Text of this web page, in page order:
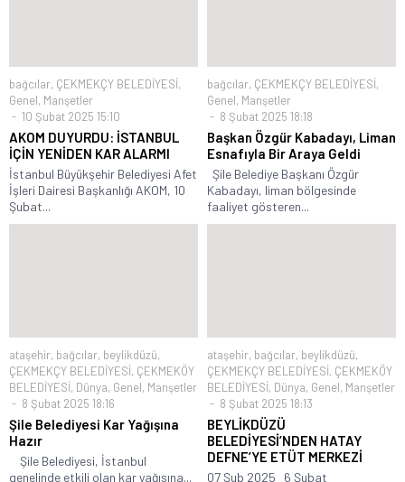
bağcılar, ÇEKMEKÇY BELEDİYESİ,
Genel, Manşetler
10 Şubat 2025 15:10
AKOM DUYURDU: İSTANBUL
İÇİN YENİDEN KAR ALARMI
İstanbul Büyükşehir Belediyesi Afet
İşleri Dairesi Başkanlığı AKOM, 10
Şubat...
bağcılar, ÇEKMEKÇY BELEDİYESİ,
Genel, Manşetler
8 Şubat 2025 18:18
Başkan Özgür Kabadayı, Liman
Esnafıyla Bir Araya Geldi
Şile Belediye Başkanı Özgür
Kabadayı, liman bölgesinde
faaliyet gösteren...
ataşehir, bağcılar, beylikdüzü,
ÇEKMEKÇY BELEDİYESİ, ÇEKMEKÖY
BELEDİYESİ, Dünya, Genel, Manşetler
8 Şubat 2025 18:16
Şile Belediyesi Kar Yağışına
Hazır
Şile Belediyesi, İstanbul
genelinde etkili olan kar yağışına...
ataşehir, bağcılar, beylikdüzü,
ÇEKMEKÇY BELEDİYESİ, ÇEKMEKÖY
BELEDİYESİ, Dünya, Genel, Manşetler
8 Şubat 2025 18:13
BEYLİKDÜZÜ
BELEDİYESİ’NDEN HATAY
DEFNE’YE ETÜT MERKEZİ
07 Şub 2025 6 Şubat